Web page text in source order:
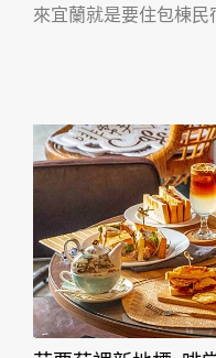
來宜蘭就是要住包棟